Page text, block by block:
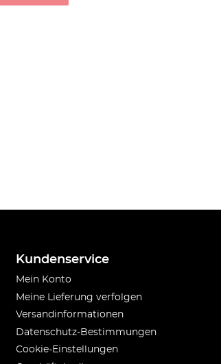
Kundenservice
Mein Konto
Meine Lieferung verfolgen
Versandinformationen
Datenschutz-Bestimmungen
Cookie-Einstellungen